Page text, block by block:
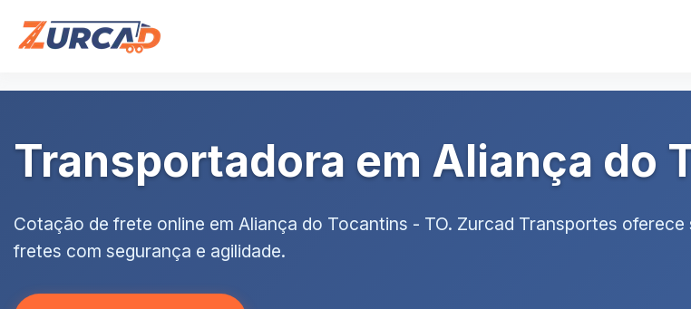
Transportadora em Aliança do
Cotação de frete online em Aliança do Tocantins - TO. Zurcad Transportes
fretes com segurança e agilidade.